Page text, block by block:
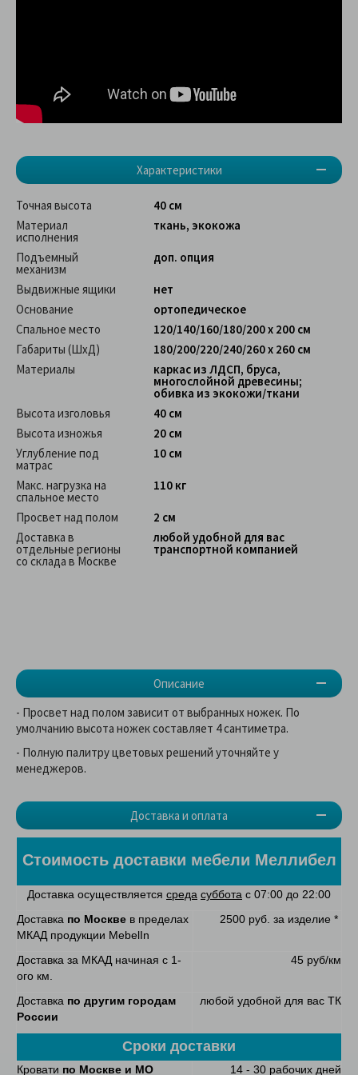
Характеристики
Описание
Доставка и оплата
Точная высота
40 см
Материал
исполнения
ткань, экокожа
Подъемный
механизм
доп. опция
Выдвижные ящики
нет
Основание
ортопедическое
Спальное место
120/140/160/180/200 х 200 см
Габариты (ШхД)
180/200/220/240/260 х 260 см
Материалы
каркас из ЛДСП, бруса,
многослойной древесины;
обивка из экокожи/ткани
Высота изголовья
40 см
Высота изножья
20 см
Углубление под
матрас
10 см
Макс. нагрузка на
спальное место
110 кг
Просвет над полом
2 см
Доставка в
отдельные регионы
со склада в Москве
любой удобной для вас
транспортной компанией
- Просвет над полом зависит от выбранных ножек. По
умолчанию высота ножек составляет 4 сантиметра.
- Полную палитру цветовых решений уточняйте у
менеджеров.
Стоимость доставки мебели Меллибел
Доставка осуществляется среда суббота с 07:00 до 22:00
Доставка по Москве в пределах
МКАД продукции MebelIn
2500 руб. за изделие *
Доставка за МКАД начиная с 1-
ого км.
45 руб/км
Доставка по другим городам
России
любой удобной для вас ТК
Сроки доставки
Кровати по Москве и МО
14 - 30 рабочих дней